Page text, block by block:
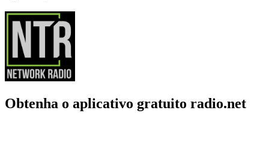
Obtenha o aplicativo gratuito radio.net